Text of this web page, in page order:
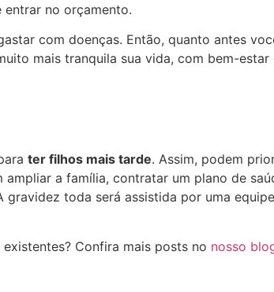
entrar no orçamento.
com doenças. Então, quanto antes
mais tranquila sua vida, com bem-
ter filhos mais tarde. Assim, podem
a família, contratar um plano de
toda será assistida por uma
Confira mais posts no nosso